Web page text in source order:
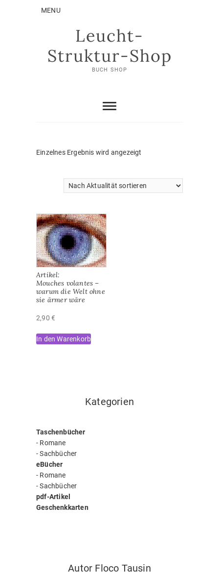
MENU
Leucht-
Struktur-Shop
BUCH SHOP
Einzelnes Ergebnis wird angezeigt
Artikel:
Mouches volantes –
warum die Welt ohne
sie ärmer wäre
2,90 €
In den Warenkorb
Kategorien
Taschenbücher
- Romane
-Sachbücher
eBücher
- Romane
-Sachbücher
pdf-Artikel
Geschenkkarten
Autor Floco Tausin